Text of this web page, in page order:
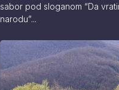
sabor pod sloganom “Da
narodu”...